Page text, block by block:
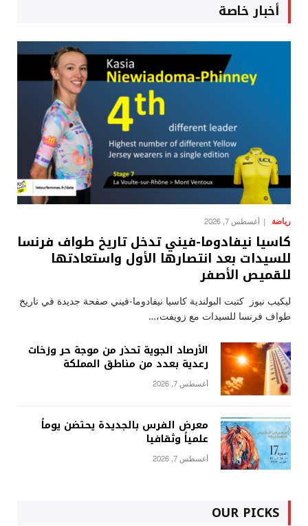
أخبار خاصة
رياضة أغسطس 7, 2026
كاسيا نيفادوما-فيني تدخل تاريخ طواف فرنسا
للسيدات بعد انتصارها الأول واستعادتها
للقميص الأصفر
ليكيب نيوز كتبت البولندية كاسيا نيفادوما-فيني صفحة جديدة في تاريخ
طواف فرنسا للسيدات مع زويفت،…
الأرصاد الجوية تحذر من موجة حر وزخات
رعدية بعدد من مناطق المملكة
أغسطس 7, 2026
معرض الفرس بالجديدة يحتضن يوماً
علمياً وثقافيا
أغسطس 7, 2026
OUR PICKS